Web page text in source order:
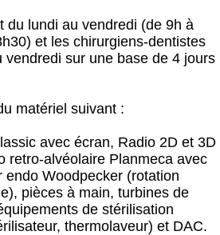
du lundi au vendredi (de 9h à
et les chirurgiens-dentistes
vendredi sur une base de 4 jours
matériel suivant :
avec écran, Radio 2D et 3D
retro-alvéolaire Planmeca avec
endo Woodpecker (rotation
pièces à main, turbines de
de stérilisation
thermolaveur) et DAC.